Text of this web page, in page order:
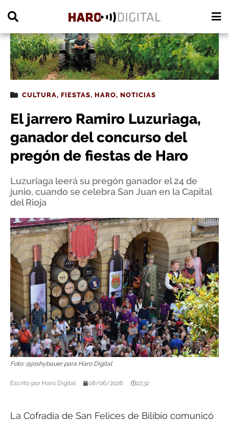
CULTURA, FIESTAS, HARO, NOTICIAS
El jarrero Ramiro Luzuriaga,
ganador del concurso del
pregón de fiestas de Haro
Luzuriaga leerá su pregón ganador el 24 de
junio, cuando se celebra San Juan en la Capital
del Rioja
Foto: @joshybauer para Haro Digital
Escrito por Haro Digital 08/06/2026 22:32
La Cofradía de San Felices de Bilibio comunicó